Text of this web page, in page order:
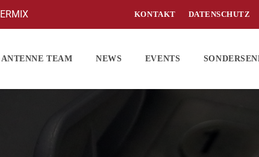
KONTAKT DATENSCHUTZ
ANTENNE TEAM NEWS EVENTS